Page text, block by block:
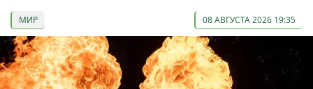
МИР 08 АВГУСТА 2026 19:35